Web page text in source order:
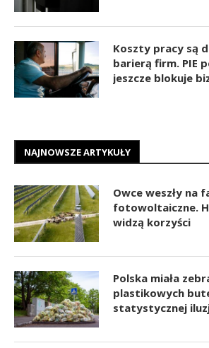
Koszty pracy są
barierą firm. PIE
jeszcze blokuje
NAJNOWSZE ARTYKUŁY
Owce weszły na
fotowoltaiczne.
widzą korzyści
Polska miała
plastikowych
statystycznej